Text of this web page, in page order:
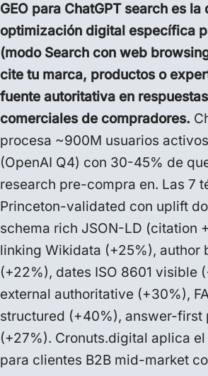
GEO para ChatGPT search es
optimización digital específica
(modo Search con web
cite tu marca, productos o
fuente autoritativa en
comerciales de compradores.
procesa ~900M usuarios
(OpenAI Q4) con 30-45% de
research pre-compra en. Las 7
Princeton-validated con uplift
schema rich JSON-LD (citation
linking Wikidata (+25%), author
(+22%), dates ISO 8601 visible
external authoritative (+30%),
structured (+40%), answer-first
(+27%). Cronuts.digital aplica
para clientes B2B mid-market